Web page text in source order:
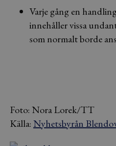
Varje gång en
innehåller vissa
som normalt borde
Foto: Nora Lorek/TT
Källa:Nyhetsbyrån